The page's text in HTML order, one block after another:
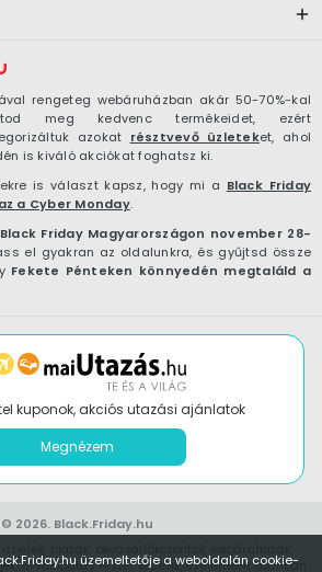
üzemeltetője a weboldalán cookie-
rengeteg webáruházban akár 50-70%-kal
meg kedvenc termékeidet, ezért
azokat résztvevő üzleteket, ahol
is kiváló akciókat foghatsz ki.
is választ kapsz, hogy mi a Black Friday
a Cyber Monday.
Friday Magyarországon november 28-
el gyakran az oldalunkra, és gyűjtsd össze
Fekete Pénteken könnyedén megtaláld a
kuponok, akciós utazási ajánlatok
Megnézem
© 2026. Black.Friday.hu
válogatás részét képezik, esetenként azonban